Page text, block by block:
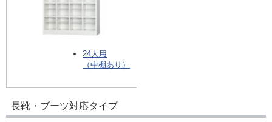
24人用
（中棚あり）
長靴・ブーツ対応タイプ